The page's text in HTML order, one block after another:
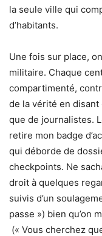
la seule ville qui
d’habitants.
Une fois sur place,
militaire. Chaque
compartimenté,
de la vérité en disant
que de journalistes.
retire mon badge
qui déborde de
checkpoints. Ne
droit à quelques
suivis d’un
passe ») bien qu’on
(« Vous cherchez